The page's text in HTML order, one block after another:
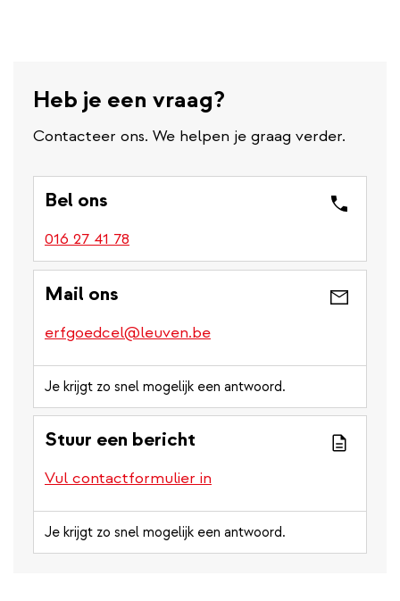
Heb je een vraag?
Contacteer ons. We helpen je graag verder.
Bel ons
016 27 41 78
Mail ons
erfgoedcel@leuven.be
Je krijgt zo snel mogelijk een antwoord.
Stuur een bericht
Vul contactformulier in
Je krijgt zo snel mogelijk een antwoord.